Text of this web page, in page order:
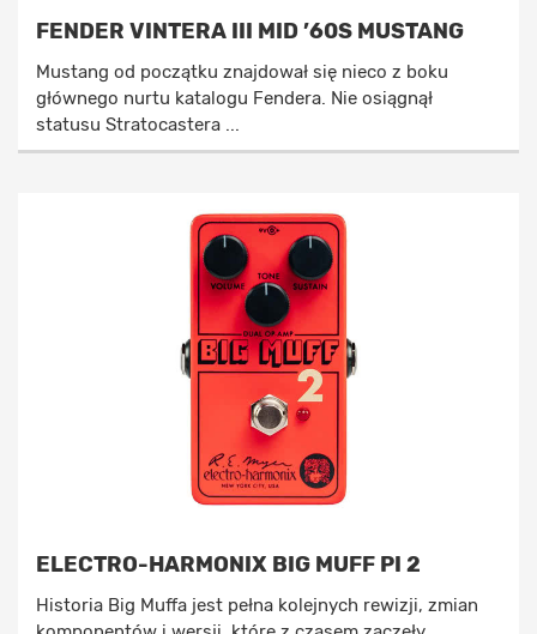
FENDER VINTERA III MID ’60S MUSTANG
Mustang od początku znajdował się nieco z boku
głównego nurtu katalogu Fendera. Nie osiągnął
statusu Stratocastera ...
ELECTRO-HARMONIX BIG MUFF PI 2
Historia Big Muffa jest pełna kolejnych rewizji, zmian